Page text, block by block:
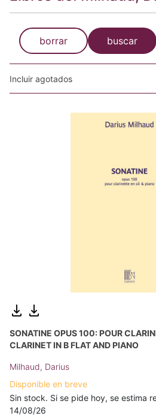
borrar buscar
Incluir agotados
SONATINE OPUS 100: POUR
CLARINET IN B FLAT AND PIANO
Milhaud, Darius
Disponible en breve
Sin stock. Si se pide hoy, se estima
14/08/26